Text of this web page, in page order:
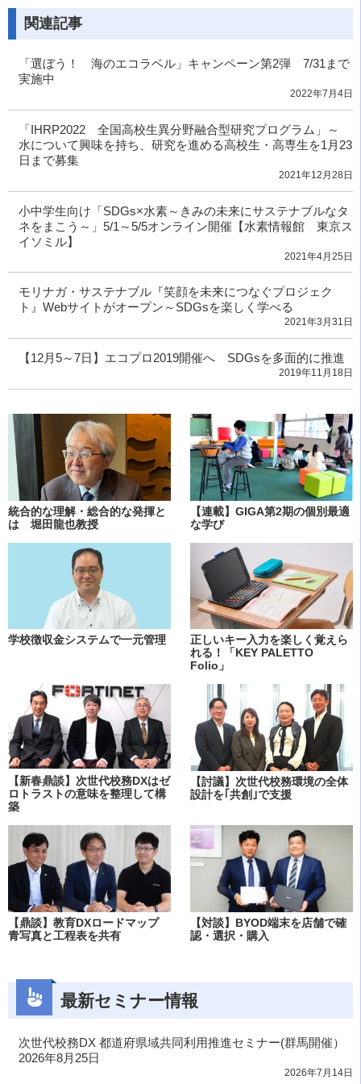
関連記事
「選ぼう！ 海のエコラベル」キャンペーン第2弾 7/31まで
実施中
2022年7月4日
「IHRP2022 全国高校生異分野融合型研究プログラム」～
水について興味を持ち、研究を進める高校生・高専生を1月23
日まで募集
2021年12月28日
小中学生向け「SDGs×水素～きみの未来にサステナブルなタ
ネをまこう～」5/1～5/5オンライン開催【水素情報館 東京ス
イソミル】
2021年4月25日
モリナガ・サステナブル『笑顔を未来につなぐプロジェク
ト』Webサイトがオープン～SDGsを楽しく学べる
2021年3月31日
【12月5～7日】エコプロ2019開催へ SDGsを多面的に推進
2019年11月18日
統合的な理解・総合的な発揮と
は 堀田龍也教授
【連載】GIGA第2期の個別最適
な学び
学校徴収金システムで一元管理
正しいキー入力を楽しく覚えら
れる！「KEY PALETTO
Folio」
【新春鼎談】次世代校務DXはゼ
ロトラストの意味を整理して構
築
【討議】次世代校務環境の全体
設計を｢共創｣で支援
【鼎談】教育DXロードマップ
青写真と工程表を共有
【対談】BYOD端末を店舗で確
認・選択・購入
最新セミナー情報
次世代校務DX 都道府県域共同利用推進セミナー(群馬開催）
2026年8月25日
2026年7月14日